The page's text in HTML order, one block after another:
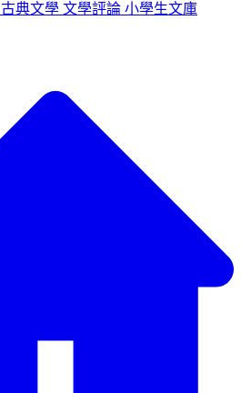
古典文學 文學評論 小學生文庫